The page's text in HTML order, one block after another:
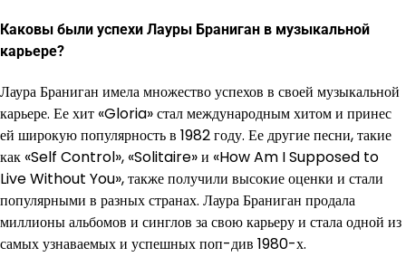
Каковы были успехи Лауры Браниган в музыкальной
карьере?
Лаура Браниган имела множество успехов в своей музыкальной
карьере. Ее хит «Gloria» стал международным хитом и принес
ей широкую популярность в 1982 году. Ее другие песни, такие
как «Self Control», «Solitaire» и «How Am I Supposed to
Live Without You», также получили высокие оценки и стали
популярными в разных странах. Лаура Браниган продала
миллионы альбомов и синглов за свою карьеру и стала одной из
самых узнаваемых и успешных поп-див 1980-х.